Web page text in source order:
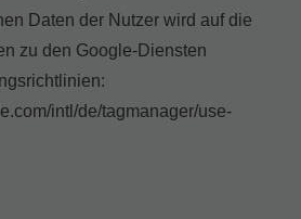
Daten der Nutzer wird auf die
zu den Google-Diensten
intl/de/tagmanager/use-